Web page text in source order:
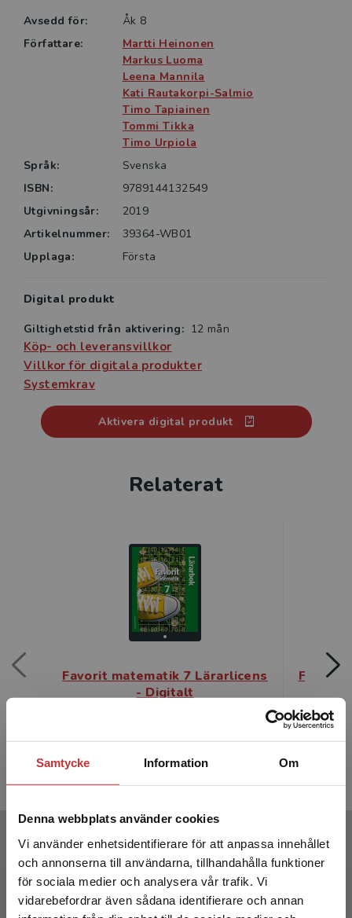
Samtycke Information Om
Denna webbplats använder cookies
Vi använder enhetsidentifierare för att anpassa innehållet
och annonserna till användarna, tillhandahålla funktioner
för sociala medier och analysera vår trafik. Vi
vidarebefordrar även sådana identifierare och annan
Begränsad fraktregion
Avsedd för:
Åk 8
Författare:
Martti Heinonen
Markus Luoma
Leena Mannila
Kati Rautakorpi-Salmio
Timo Tapiainen
Tommi Tikka
Timo Urpiola
Språk:
Svenska
ISBN:
9789144132549
Utgivningsår:
2019
Artikelnummer:
39364-WB01
Upplaga:
Första
Digital produkt
Giltighetstid från aktivering: 12 mån
Köp- och leveransvillkor
Villkor för digitala produkter
Systemkrav
Aktivera digital produkt
Relaterat
Favorit matematik 7 Lärarlicens
- Digitalt
946 kr
inkl. moms
Favorit
Exkl.
Författare